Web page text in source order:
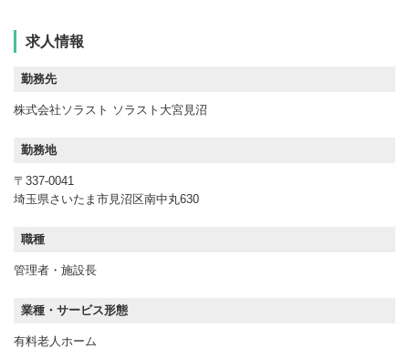
求人情報
勤務先
株式会社ソラスト ソラスト大宮見沼
勤務地
〒337-0041
埼玉県さいたま市見沼区南中丸630
職種
管理者・施設長
業種・サービス形態
有料老人ホーム